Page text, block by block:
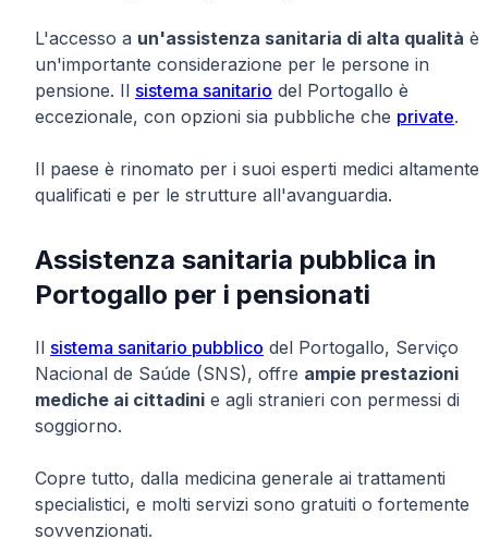
L'accesso a un'assistenza sanitaria di alta qualità è
un'importante considerazione per le persone in
pensione. Il sistema sanitario del Portogallo è
eccezionale, con opzioni sia pubbliche che private.
Il paese è rinomato per i suoi esperti medici altamente
qualificati e per le strutture all'avanguardia.
Assistenza sanitaria pubblica in
Portogallo per i pensionati
Il sistema sanitario pubblico del Portogallo, Serviço
Nacional de Saúde (SNS), offre ampie prestazioni
mediche ai cittadini e agli stranieri con permessi di
soggiorno.
Copre tutto, dalla medicina generale ai trattamenti
specialistici, e molti servizi sono gratuiti o fortemente
sovvenzionati.